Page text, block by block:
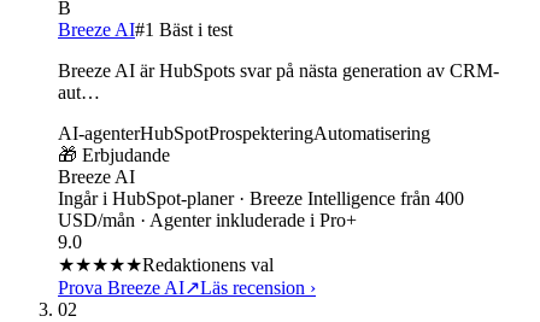
B
Breeze AI#1 Bäst i test
Breeze AI är HubSpots svar på nästa generation av CRM-
aut…
AI-agenterHubSpotProspekteringAutomatisering
🎁 Erbjudande
Breeze AI
Ingår i HubSpot-planer · Breeze Intelligence från 400
USD/mån · Agenter inkluderade i Pro+
9.0
★★★★★Redaktionens val
Prova Breeze AI↗Läs recension ›
02